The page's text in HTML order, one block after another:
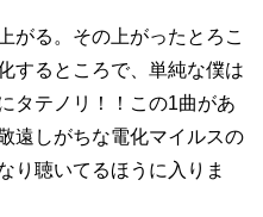
がる。その上がったとろこ
するところで、単純な僕は
タテノリ！！この1曲があ
遠しがちな電化マイルスの
り聴いてるほうに入りま